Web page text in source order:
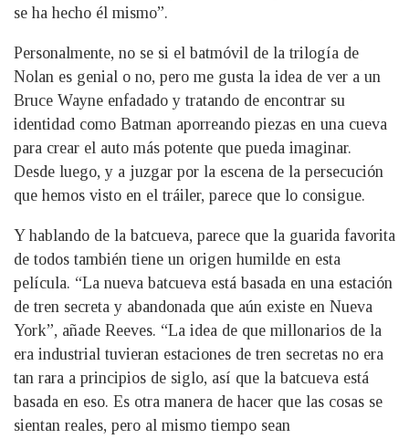
se ha hecho él mismo”.
Personalmente, no se si el batmóvil de la trilogía de
Nolan es genial o no, pero me gusta la idea de ver a un
Bruce Wayne enfadado y tratando de encontrar su
identidad como Batman aporreando piezas en una cueva
para crear el auto más potente que pueda imaginar.
Desde luego, y a juzgar por la escena de la persecución
que hemos visto en el tráiler, parece que lo consigue.
Y hablando de la batcueva, parece que la guarida favorita
de todos también tiene un origen humilde en esta
película. “La nueva batcueva está basada en una estación
de tren secreta y abandonada que aún existe en Nueva
York”, añade Reeves. “La idea de que millonarios de la
era industrial tuvieran estaciones de tren secretas no era
tan rara a principios de siglo, así que la batcueva está
basada en eso. Es otra manera de hacer que las cosas se
sientan reales, pero al mismo tiempo sean